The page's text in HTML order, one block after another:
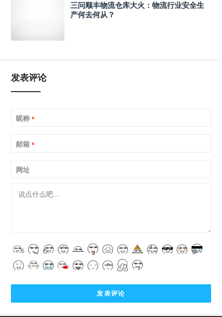
三问顺丰物流仓库大火：物流行业安全生
产何去何从？
发表评论
昵称 *
邮箱 *
网址